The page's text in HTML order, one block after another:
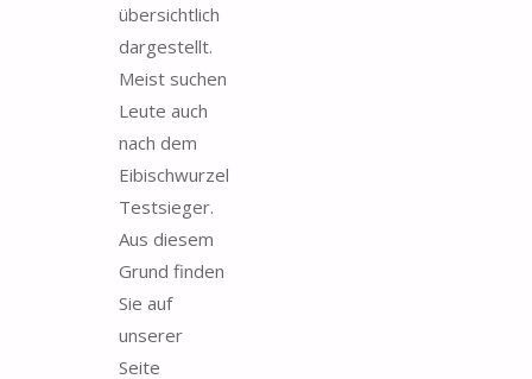
übersichtlich
dargestellt.
Meist suchen
Leute auch
nach dem
Eibischwurzel
Testsieger.
Aus diesem
Grund finden
Sie auf
unserer
Seite